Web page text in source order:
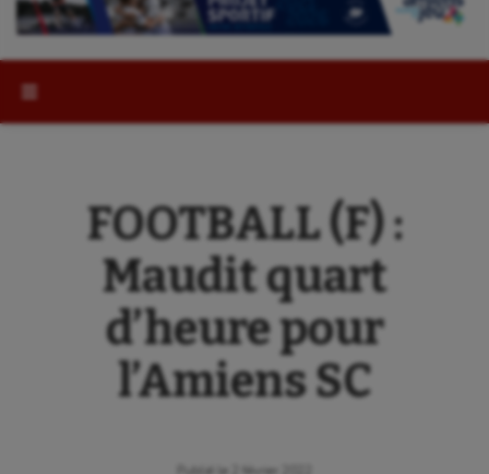
FOOTBALL (F) :
Maudit quart
d’heure pour
l’Amiens SC